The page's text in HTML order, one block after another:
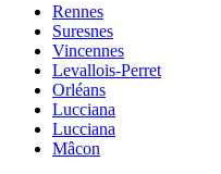
Rennes
Suresnes
Vincennes
Levallois-Perret
Orléans
Lucciana
Lucciana
Mâcon